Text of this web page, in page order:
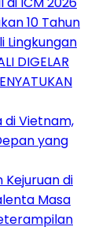
10 Tahun
Lingkungan
DIGELAR
di Vietnam,
yang
Kejuruan di
Masa